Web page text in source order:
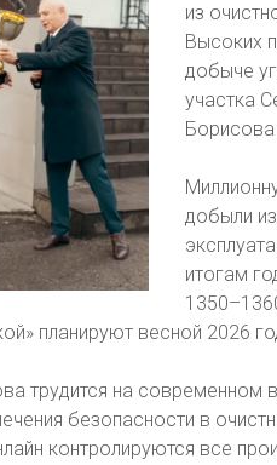
из
Высоких
добыче
участка
добыли
итогам
планируют весной 2026
трудится на современном
безопасности в
контролируются все